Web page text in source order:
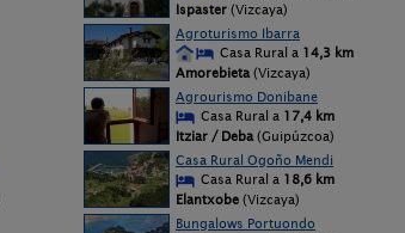
Ispaster (Vizcaya)
Agroturismo Ibarra
Casa Rural a 14,3 km
Amorebieta (Vizcaya)
Agrourismo Donibane
Casa Rural a 17,4 km
Itziar / Deba (Guipúzcoa)
Casa Rural Ogoño Mendi
Casa Rural a 18,6 km
Elantxobe (Vizcaya)
Bungalows Portuondo